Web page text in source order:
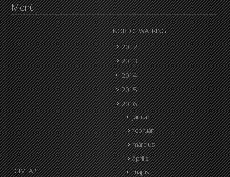
Menü
CÍMLAP
NORDIC WALKING
2012
2013
2014
2015
2016
január
február
március
április
május